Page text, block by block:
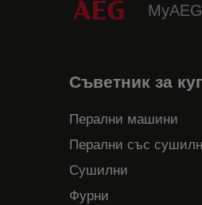
MyAEG
Съветник за
Перални машини
Перални със
Сушилни
Фурни